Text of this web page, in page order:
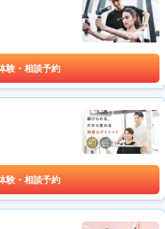
験・相談予約
験・相談予約